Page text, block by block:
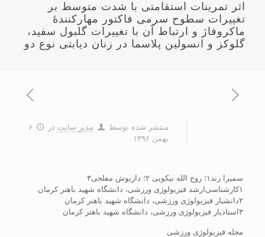
اثر تمرینات استقامتی با شدت متوسط بر
تغییرات سطوح سرمی فاکتور مهارکنندۀ
ماکروفاژ و ارتباط آن با تغییرات گلبول سفید،
گلوکز و انسولین پلاسما در زنان دیابتی نوع دو
منتشر شده توسط مدیر سایت در
۶
بهمن ۱۳۹۶
سمیرا زند۱؛ روح الله نیکویی ۲؛ داریوش مفلحی۳
۱کارشناسی‌ارشد فیزیولوژی ورزشی، دانشگاه شهید باهنر کرمان
۲دانشیار فیزیولوژی ورزشی، دانشگاه شهید باهنر کرمان
۳استادیار فیزیولوژی ورزشی، دانشگاه شهید باهنر کرمان
مجله فیزیولوژی ورزشی